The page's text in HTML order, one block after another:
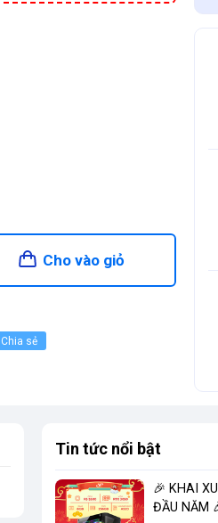
Cho vào giỏ
Chia sẻ
Tin tức nổi bật
🎉 KHAI
ĐẦU NĂM